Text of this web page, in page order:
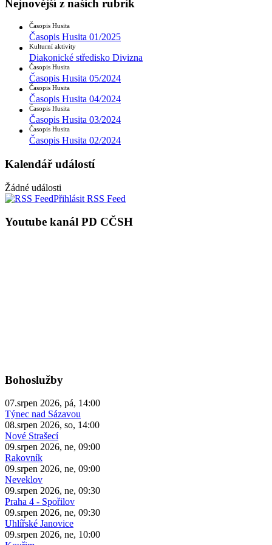
Nejnovější z našich rubrik
Časopis Husita
Časopis Husita 01/2025
Kulturní aktivity
Diakonické středisko Divizna
Časopis Husita
Časopis Husita 05/2024
Časopis Husita
Časopis Husita 04/2024
Časopis Husita
Časopis Husita 03/2024
Časopis Husita
Časopis Husita 02/2024
Kalendář událostí
Žádné události
Přihlásit RSS Feed
Youtube kanál PD CČSH
Bohoslužby
07.srpen 2026, pá, 14:00
Týnec nad Sázavou
08.srpen 2026, so, 14:00
Nové Strašecí
09.srpen 2026, ne, 09:00
Rakovník
09.srpen 2026, ne, 09:00
Neveklov
09.srpen 2026, ne, 09:30
Praha 4 - Spořilov
09.srpen 2026, ne, 09:30
Uhlířské Janovice
09.srpen 2026, ne, 10:00